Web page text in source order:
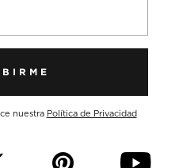
nuestra Política de Privacidad
p y